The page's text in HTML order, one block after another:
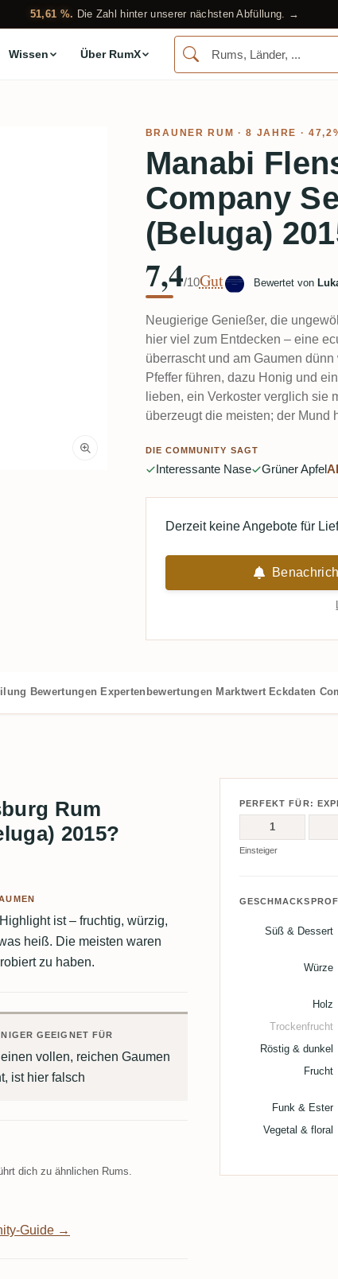
51,61 %. Die Zahl hinter unserer nächsten Abfüllung. →
Wissen Über RumX
BRAUNER RUM · 8 JAHRE ·
Manabi
Company
(Beluga)
7,4/10Gut Bewertet von
Neugierige Genießer, die
hier viel zum Entdecken – eine
überrascht und am Gaumen
Pfeffer führen, dazu Honig und
lieben, ein Verkoster verglich sie
überzeugt die meisten; der Mund
DIE COMMUNITY SAGT
Interessante Nase Grüner Apfel
Derzeit keine Angebote für
Bewertungen Expertenbewertungen Marktwert Eckdaten
Rum
2015?
ist – fruchtig, würzig,
heiß. Die meisten waren
zu haben.
GEEIGNET FÜR
vollen, reichen Gaumen
ist hier falsch
dich zu ähnlichen Rums.
Guide →
PERFEKT FÜR:
1
Einsteiger
Süß & Dessert
Würze
Holz
Trockenfrucht
Röstig & dunkel
Frucht
Funk & Ester
Vegetal & floral